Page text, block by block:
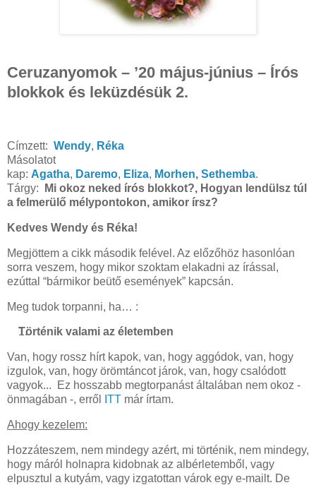
Ceruzanyomok – ’20 május-június – Írós
blokkok és leküzdésük 2.
Címzett: Wendy, Réka
Másolatot
kap: Agatha, Daremo, Eliza, Morhen, Sethemba.
Tárgy:
Mi okoz neked írós blokkot?, Hogyan lendülsz túl
a felmerülő mélypontokon, amikor írsz?
Kedves Wendy és Réka!
Megjöttem a cikk második felével. Az előzőhöz hasonlóan
sorra veszem, hogy mikor szoktam elakadni az írással,
ezúttal “bármikor beütő események” kapcsán.
Meg tudok torpanni, ha… :
Történik valami az életemben
Van, hogy rossz hírt kapok, van, hogy aggódok, van, hogy
izgulok, van, hogy örömtáncot járok, van, hogy csalódott
vagyok... Ez hosszabb megtorpanást általában nem okoz -
önmagában -, erről
ITT már írtam.
Ahogy kezelem:
Hozzáteszem, nem mindegy azért, mi történik, nem mindegy,
hogy máról holnapra kidobnak az albérletemből, vagy
elpusztul a kutyám, vagy izgatottan várok egy e-mailt. De